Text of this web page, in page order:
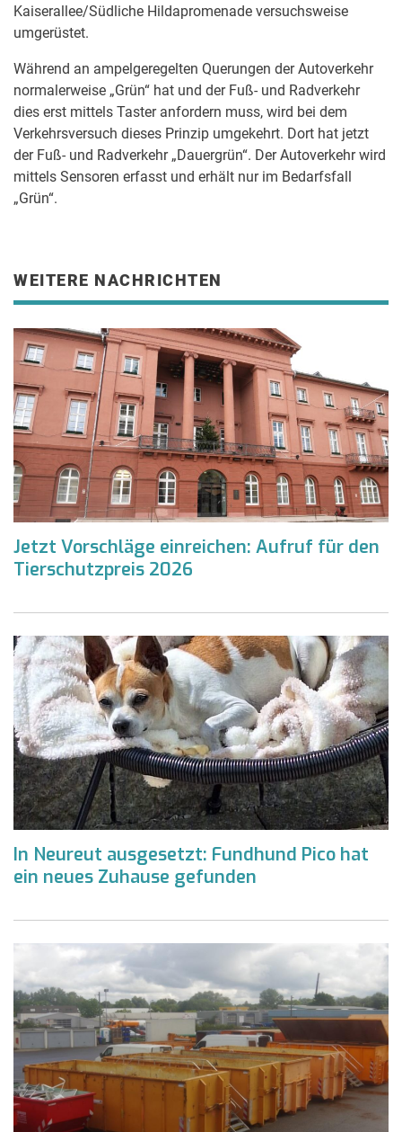
Kaiserallee/Südliche Hildapromenade versuchsweise
umgerüstet.
Während an ampelgeregelten Querungen der Autoverkehr
normalerweise „Grün“ hat und der Fuß- und Radverkehr
dies erst mittels Taster anfordern muss, wird bei dem
Verkehrsversuch dieses Prinzip umgekehrt. Dort hat jetzt
der Fuß- und Radverkehr „Dauergrün“. Der Autoverkehr wird
mittels Sensoren erfasst und erhält nur im Bedarfsfall
„Grün“.
WEITERE NACHRICHTEN
Jetzt Vorschläge einreichen: Aufruf für den
Tierschutzpreis 2026
In Neureut ausgesetzt: Fundhund Pico hat
ein neues Zuhause gefunden